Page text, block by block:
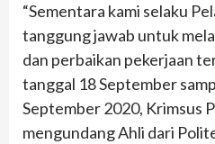
“Sementara kami selaku
tanggung jawab untuk
dan perbaikan pekerjaan
tanggal 18 September
September 2020, Krimsus
mengundang Ahli dari